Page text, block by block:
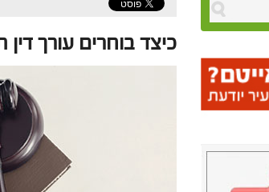
כיצד בוחרים עורך דין